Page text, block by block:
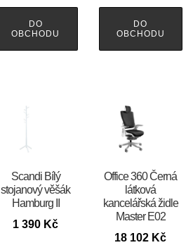
DO
OBCHODU
DO
OBCHODU
Scandi Bílý
stojanový věšák
Hamburg II
1 390 Kč
Office 360 Černá
látková
kancelářská židle
Master E02
18 102 Kč